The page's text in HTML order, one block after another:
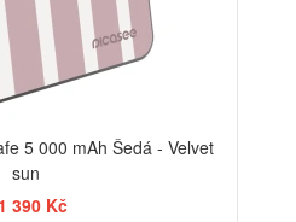
5 000 mAh Šedá - Velvet
sun
390 Kč